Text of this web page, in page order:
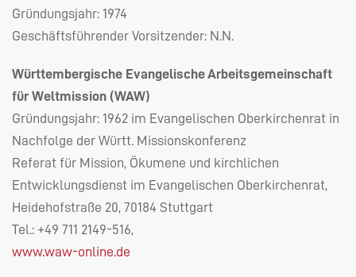
Gründungsjahr: 1974
Geschäftsführender Vorsitzender: N.N.
Württembergische Evangelische Arbeitsgemeinschaft
für Weltmission (WAW)
Gründungsjahr: 1962 im Evangelischen Oberkirchenrat in
Nachfolge der Württ. Missionskonferenz
Referat für Mission, Ökumene und kirchlichen
Entwicklungsdienst im Evangelischen Oberkirchenrat,
Heidehofstraße 20, 70184 Stuttgart
Tel.: +49 711 2149-516,
www.waw-online.de